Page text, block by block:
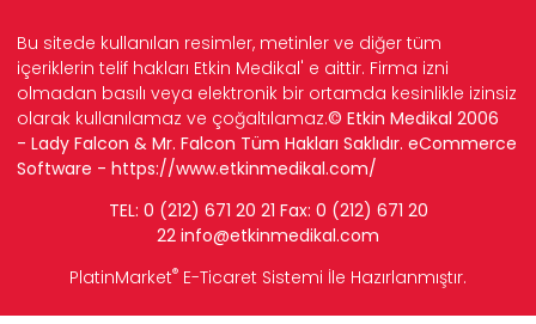
Bu sitede kullanılan resimler, metinler ve diğer tüm
içeriklerin telif hakları Etkin Medikal' e aittir. Firma izni
olmadan basılı veya elektronik bir ortamda kesinlikle izinsiz
olarak kullanılamaz ve çoğaltılamaz.© Etkin Medikal 2006
- Lady Falcon & Mr. Falcon Tüm Hakları Saklıdır. eCommerce
Software - https://www.etkinmedikal.com/
TEL: 0 (212) 671 20 21 Fax: 0 (212) 671 20
22 info@etkinmedikal.com
PlatinMarket® E-Ticaret Sistemi İle Hazırlanmıştır.